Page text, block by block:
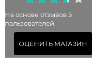
На основе отзывов 5
пользователей.
ОЦЕНИТЬ МАГАЗИН